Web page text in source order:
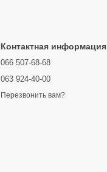
Контактная информация
066 507-68-68
063 924-40-00
Перезвонить вам?